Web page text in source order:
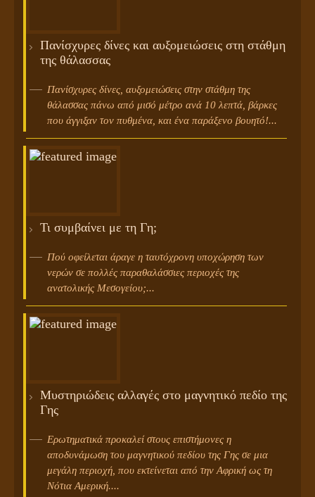
Πανίσχυρες δίνες και αυξομειώσεις στη στάθμη
της θάλασσας
Πανίσχυρες δίνες, αυξομειώσεις στην στάθμη της
θάλασσας πάνω από μισό μέτρο ανά 10 λεπτά, βάρκες
που άγγιξαν τον πυθμένα, και ένα παράξενο βουητό!...
Τι συμβαίνει με τη Γη;
Πού οφείλεται άραγε η ταυτόχρονη υποχώρηση των
νερών σε πολλές παραθαλάσσιες περιοχές της
ανατολικής Μεσογείου;...
Μυστηριώδεις αλλαγές στο μαγνητικό πεδίο της
Γης
Ερωτηματικά προκαλεί στους επιστήμονες η
αποδυνάμωση του μαγνητικού πεδίου της Γης σε μια
μεγάλη περιοχή, που εκτείνεται από την Αφρική ως τη
Νότια Αμερική....